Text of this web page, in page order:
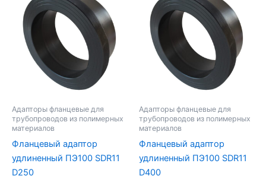
Адапторы фланцевые для
трубопроводов из полимерных
материалов
Фланцевый адаптор
удлиненный ПЭ100 SDR11
D250
Адапторы фланцевые для
трубопроводов из полимерных
материалов
Фланцевый адаптор
удлиненный ПЭ100 SDR11
D400